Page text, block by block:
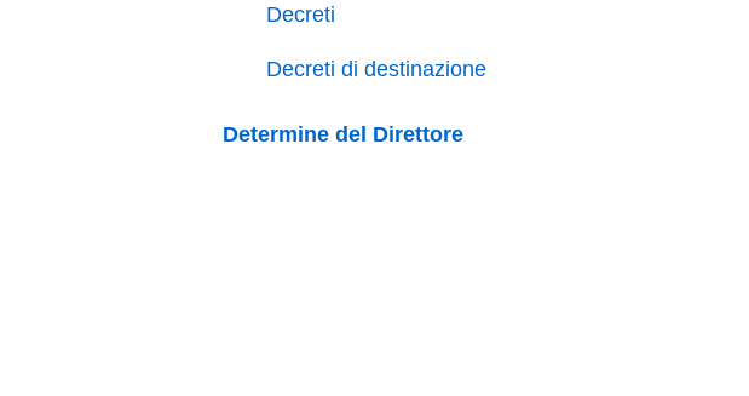
Decreti
Decreti di destinazione
Determine del Direttore